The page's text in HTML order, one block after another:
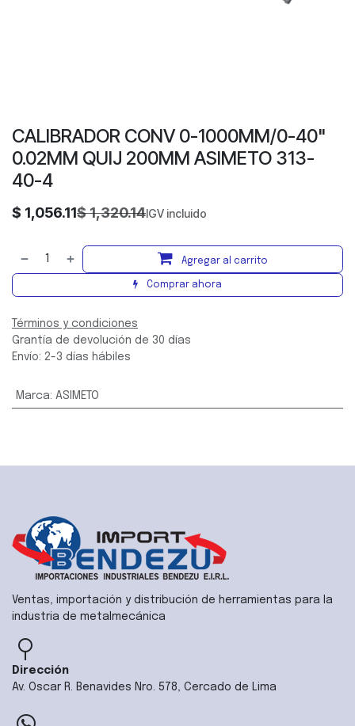
CALIBRADOR CONV 0-1000MM/0-40"
0.02MM QUIJ 200MM ASIMETO 313-
40-4
$ 1,056.11$1,320.14IGV incluido
Agregar al carrito
Comprar ahora
Términos y condiciones
Grantía de devolución de 30 días
Envío: 2-3 días hábiles
Marca: ASIMETO
Ventas, importación y distribución de herramientas para la
industria de metalmecánica
Dirección
Av. Oscar R. Benavides Nro. 578, Cercado de Lima